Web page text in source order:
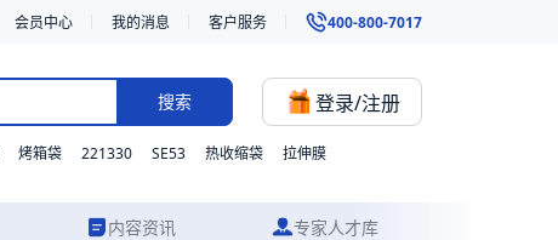
会员中心 我的消息 客户服务 400-800-7017
搜索 登录/注册
烤箱袋 221330 SE53 热收缩袋 拉伸膜
内容资讯 专家人才库